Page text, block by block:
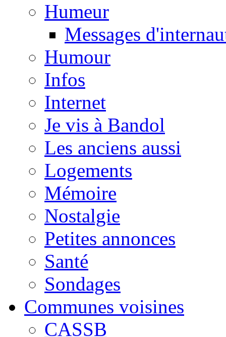
Humeur
Messages
Humour
Infos
Internet
Je vis à Bandol
Les anciens aussi
Logements
Mémoire
Nostalgie
Petites annonces
Santé
Sondages
Communes voisines
CASSB